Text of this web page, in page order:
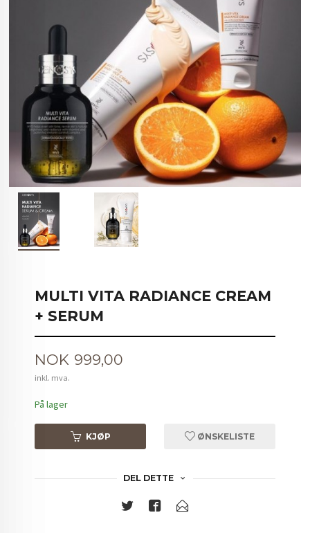
MULTI VITA RADIANCE CREAM
+ SERUM
Pris
NOK 999,00
inkl. mva.
På lager
KJØP ØNSKELISTE
DEL DETTE